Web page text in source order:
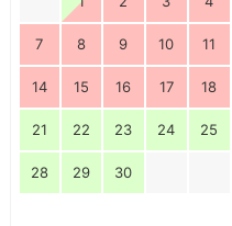
7 8 9 10 11
14 15 16 17 18
21 22 23 24 25
28 29 30